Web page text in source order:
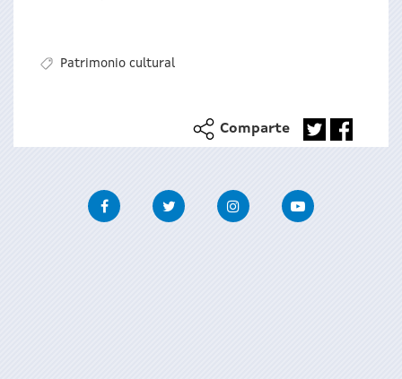
Patrimonio cultural
Comparte
FacebookTwitter InstagramYoutube